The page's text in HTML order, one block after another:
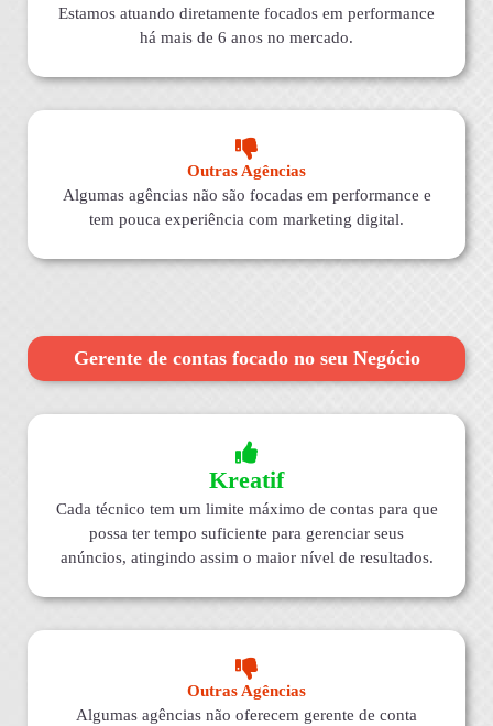
Estamos atuando diretamente focados em performance
há mais de 6 anos no mercado.
Outras Agências
Algumas agências não são focadas em performance e
tem pouca experiência com marketing digital.
Gerente de contas focado no seu Negócio
Kreatif
Cada técnico tem um limite máximo de contas para que
possa ter tempo suficiente para gerenciar seus
anúncios, atingindo assim o maior nível de resultados.
Outras Agências
Algumas agências não oferecem gerente de conta